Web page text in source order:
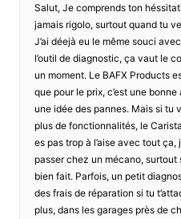
Salut, Je comprends ton
jamais rigolo, surtout quand tu
J’ai déejà eu le même souci
l’outil de diagnostic, ça vaut le
un moment. Le BAFX Products
que pour le prix, c’est une
une idée des pannes. Mais si tu
plus de fonctionnalités, le
es pas trop à l’aise avec tout
passer chez un mécano,
bien fait. Parfois, un petit
des frais de réparation si tu
plus, dans les garages près de